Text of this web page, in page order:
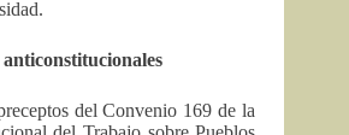
del Convenio 169 de la